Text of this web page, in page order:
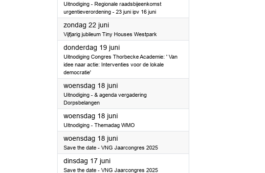
Uitnodiging - Regionale raadsbijeenkomst
urgentieverordening - 23 juni ipv 16 juni
zondag 22 juni2025
Vijfjarig jubileum Tiny Houses Westpark
donderdag 19 juni2025
Uitnodiging Congres Thorbecke Academie: ' Van
idee naar actie: Interventies voor de lokale
democratie'
woensdag 18 juni2025
Uitnodiging - & agenda vergadering
Dorpsbelangen
woensdag 18 juni2025
Uitnodiging - Themadag WMO
woensdag 18 juni2025
Save the date - VNG Jaarcongres 2025
dinsdag 17 juni2025
Save the date - VNG Jaarcongres 2025